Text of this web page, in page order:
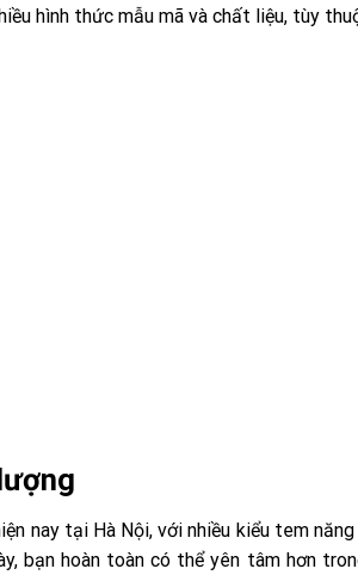
hình thức mẫu mã và chất liệu, tùy
nay tại Hà Nội, với nhiều kiểu tem
bạn hoàn toàn có thể yên tâm hơn